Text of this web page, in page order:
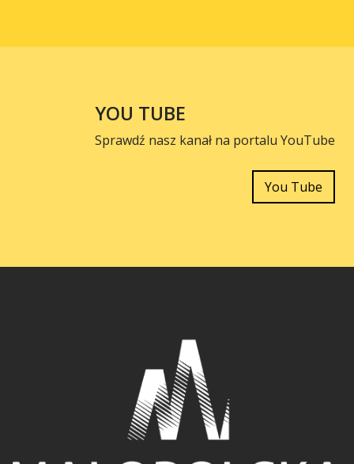
YOU TUBE
Sprawdź nasz kanał na portalu YouTube
You Tube